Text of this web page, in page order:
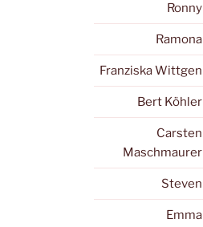
Ronny
Ramona
Franziska Wittgen
Bert Köhler
Carsten
Maschmaurer
Steven
Emma